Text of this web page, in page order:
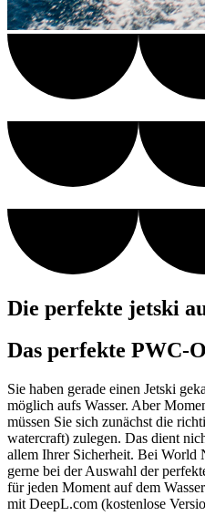
Die perfekte jetski
Das perfekte PWC-
Sie haben gerade einen Jetski
möglich aufs Wasser. Aber
müssen Sie sich zunächst die
watercraft) zulegen. Das dient
allem Ihrer Sicherheit. Bei World
gerne bei der Auswahl der
für jeden Moment auf dem
mit DeepL.com (kostenlose